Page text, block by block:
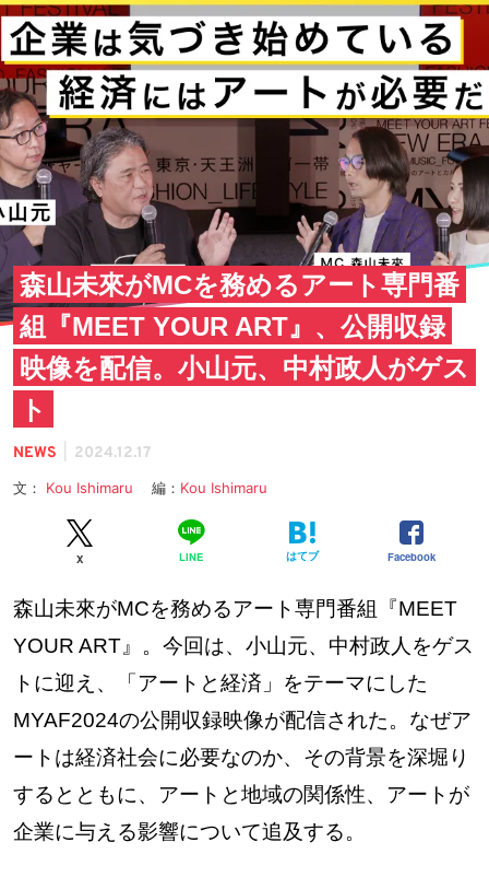
森山未來がMCを務めるアート専門番
組『MEET YOUR ART』、公開収録
映像を配信。小山元、中村政人がゲス
ト
NEWS 2024.12.17
文： Kou Ishimaru 編： Kou Ishimaru
X LINE はてブ Facebook
森山未來がMCを務めるアート専門番組『MEET
YOUR ART』。今回は、小山元、中村政人をゲス
トに迎え、「アートと経済」をテーマにした
MYAF2024の公開収録映像が配信された。なぜア
ートは経済社会に必要なのか、その背景を深堀り
するとともに、アートと地域の関係性、アートが
企業に与える影響について追及する。